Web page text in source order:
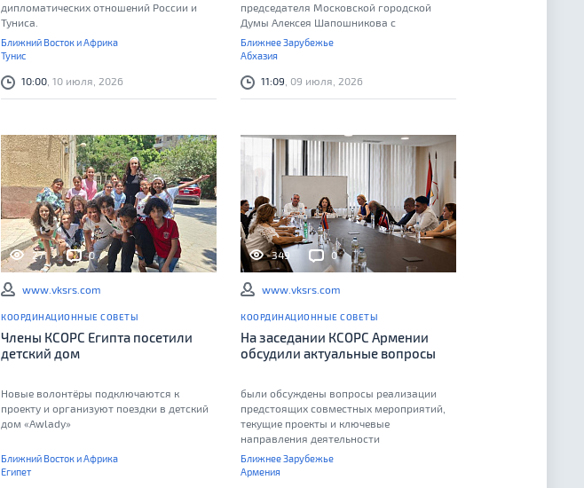
дипломатических отношений России и
Туниса.
Ближний Восток и Африка
Тунис
10:00 , 10 июля, 2026
председателя Московской городской
Думы Алексея Шапошникова с
российскими соотечественниками в
Сухуме
Ближнее Зарубежье
Абхазия
11:09 , 09 июля, 2026
271 0
www.vksrs.com
КООРДИНАЦИОННЫЕ СОВЕТЫ
Члены КСОРС Египта посетили
детский дом
Новые волонтёры подключаются к
проекту и организуют поездки в детский
дом «Awlady»
Ближний Восток и Африка
Египет
349 0
www.vksrs.com
КООРДИНАЦИОННЫЕ СОВЕТЫ
На заседании КСОРС Армении
обсудили актуальные вопросы
были обсуждены вопросы реализации
предстоящих совместных мероприятий,
текущие проекты и ключевые
направления деятельности
Ближнее Зарубежье
Армения